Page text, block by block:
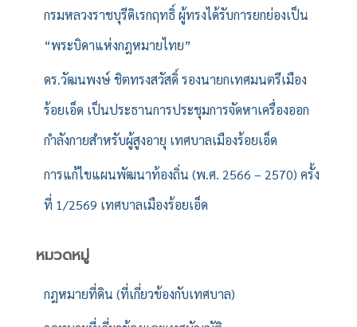
กรมหลวงราชบุรีดิเรกฤทธิ์ ผู้ทรงได้รับการยกย่องเป็น
“พระบิดาแห่งกฎหมายไทย”
ดร.วัฒนพงษ์ ชิตทรงสวัสดิ์ รองนายกเทศมนตรีเมือง
ร้อยเอ็ด เป็นประธานการประชุมการจัดหาเครื่องออก
กำลังกายสำหรับผู้สูงอายุ เทศบาลเมืองร้อยเอ็ด
การแก้ไขแผนพัฒนาท้องถิ่น (พ.ศ. 2566 – 2570) ครั้ง
ที่ 1/2569 เทศบาลเมืองร้อยเอ็ด
หมวดหมู่
กฎหมายที่ดิน (ที่เกี่ยวข้องกับเทศบาล)